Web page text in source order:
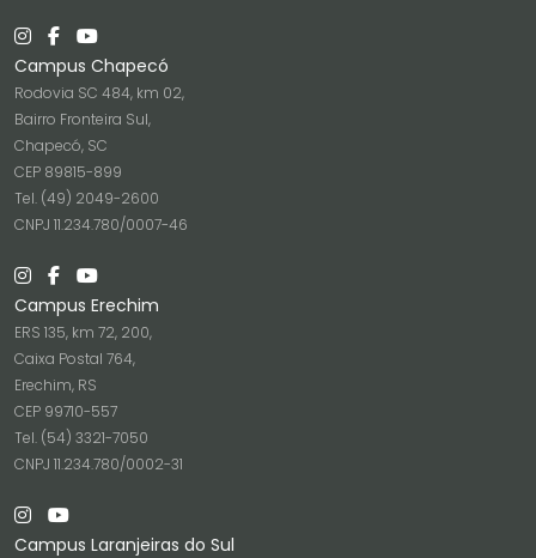
Campus Chapecó
Rodovia SC 484, km 02,
Bairro Fronteira Sul,
Chapecó, SC
CEP 89815-899
Tel. (49) 2049-2600
CNPJ 11.234.780/0007-46
Campus Erechim
ERS 135, km 72, 200,
Caixa Postal 764,
Erechim, RS
CEP 99710-557
Tel. (54) 3321-7050
CNPJ 11.234.780/0002-31
Campus Laranjeiras do Sul